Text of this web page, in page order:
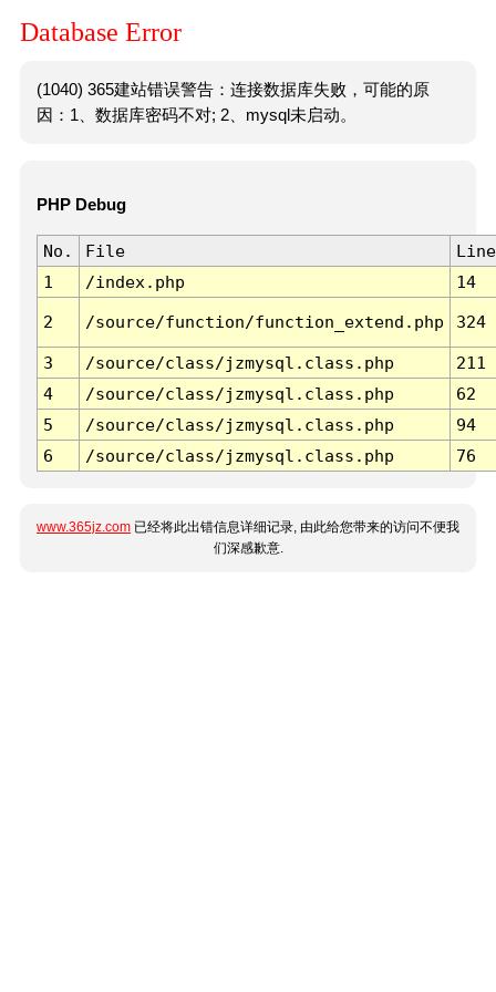
Database Error
(1040) 365建站错误警告：连接数据库失败，可能的原
因：1、数据库密码不对; 2、mysql未启动。
PHP Debug
No. File
Line
1
/index.php 14
2 /source/function/function_extend.php 324
3 /source/class/jzmysql.class.php
211
4
/source/class/jzmysql.class.php
62
5
/source/class/jzmysql.class.php
94
6
/source/class/jzmysql.class.php 76
www.365jz.com 已经将此出错信息详细记录, 由此给您带来的访问不便我
们深感歉意.